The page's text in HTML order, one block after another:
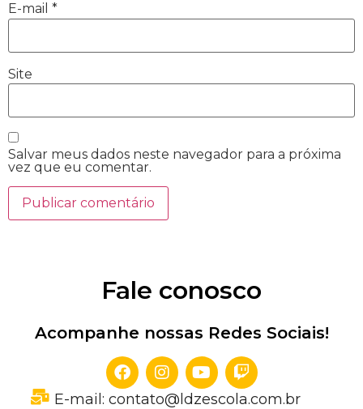
E-mail *
Site
Salvar meus dados neste navegador para a próxima
vez que eu comentar.
Fale conosco
Acompanhe nossas Redes Sociais!
E-mail: contato@ldzescola.com.br